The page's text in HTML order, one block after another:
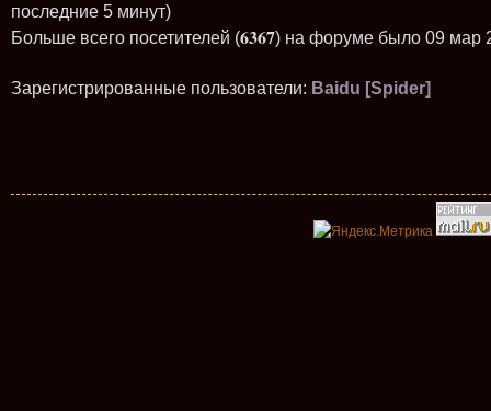
последние 5 минут)
Больше всего посетителей (6367) на форуме было 09 мар
Зарегистрированные пользователи: Baidu [Spider]